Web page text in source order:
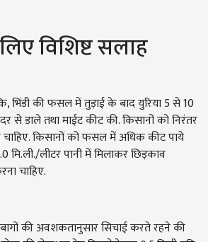
विशिष्ट सलाह
भिंडी की फसल में तुड़ाई के बाद युरिया 5 से 10
से डाले तथा माईट कीट की. किसानों को निरंतर
चाहिए. किसानों को फसल में अधिक कीट पाये
मि.ली./लीटर पानी में मिलाकर छिड़काव
चाहिए.
की अवशकतानुसार सिचाई करते रहने की